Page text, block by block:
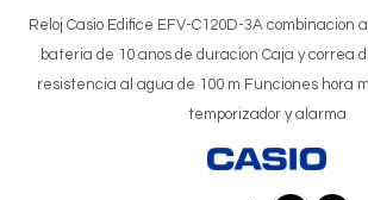
Reloj Casio Edifice EFV-C120D-3A combinacion
bateria de 10 anos de duracion Caja y correa
resistencia al agua de 100 m Funciones hora
temporizador y alarma